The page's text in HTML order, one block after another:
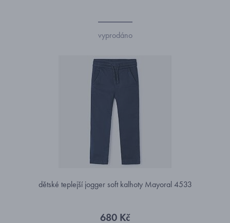
vyprodáno
dětské teplejší jogger soft kalhoty Mayoral 4533
680 Kč